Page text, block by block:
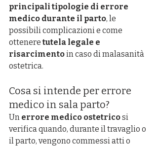
principali tipologie di errore
medico durante il parto, le
possibili complicazioni e come
ottenere tutela legale e
risarcimento in caso di malasanità
ostetrica.
Cosa si intende per errore
medico in sala parto?
Un errore medico ostetrico si
verifica quando, durante il travaglio o
il parto, vengono commessi atti o